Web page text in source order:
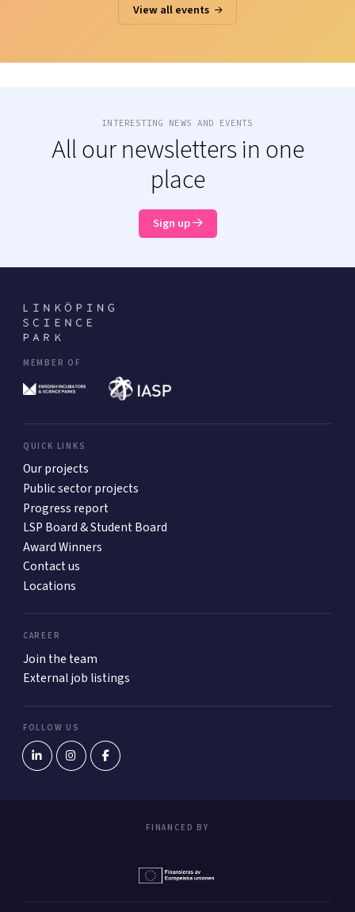
View all events
INTERESTING NEWS AND EVENTS
All our newsletters in one
place
Sign up
MEMBER OF
QUICK LINKS
Our projects
Public sector projects
Progress report
LSP Board & Student Board
Award Winners
Contact us
Locations
CAREER
Join the team
External job listings
FOLLOW US
FINANCED BY